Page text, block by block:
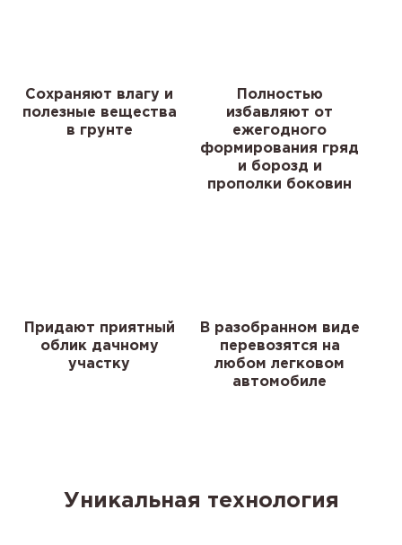
Сохраняют влагу и
полезные вещества
в грунте
Полностью
избавляют от
ежегодного
формирования гряд
и борозд и
прополки боковин
Придают приятный
облик дачному
участку
В разобранном виде
перевозятся на
любом легковом
автомобиле
Уникальная технология